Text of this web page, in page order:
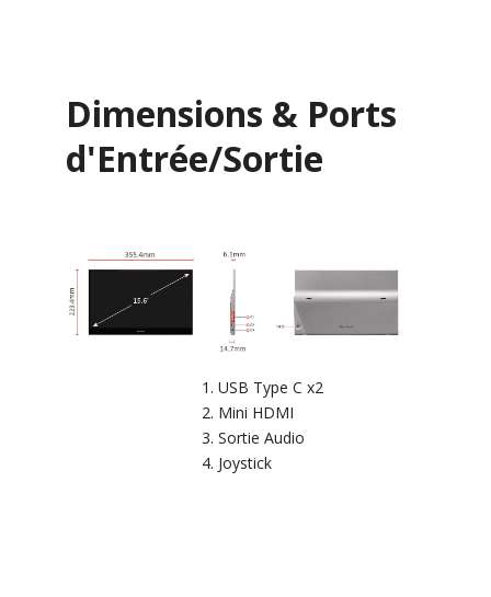
Dimensions & Ports
d'Entrée/Sortie
USB Type C x2
Mini HDMI
Sortie Audio
Joystick